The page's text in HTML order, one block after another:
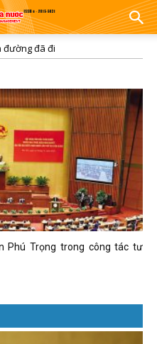
đường đã đi
Phú Trọng trong công tác tư